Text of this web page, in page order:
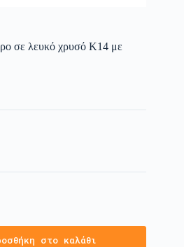
σε λευκό χρυσό Κ14 με
στο καλάθι